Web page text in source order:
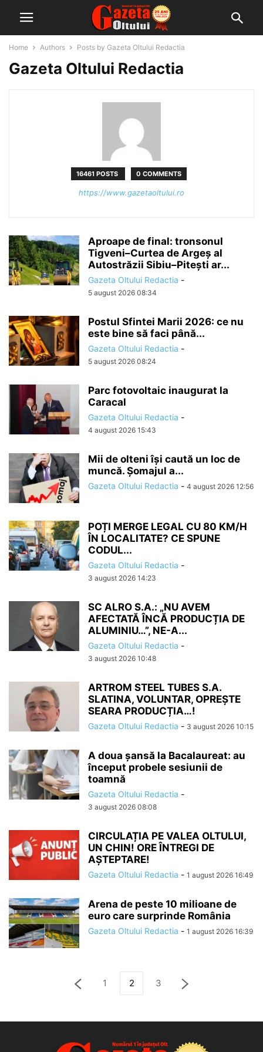
Home Authors Posts by Gazeta Oltului Redactia
Gazeta Oltului Redactia
16461 POSTS 0 COMMENTS
https://www.gazetaoltului.ro
Aproape de final: tronsonul
Tigveni–Curtea de Argeș al
Autostrăzii Sibiu–Pitești ar...
Gazeta Oltului Redactia -
5 august 2026 08:34
Postul Sfintei Marii 2026: ce nu
este bine să faci până...
Gazeta Oltului Redactia -
5 august 2026 08:24
Parc fotovoltaic inaugurat la
Caracal
Gazeta Oltului Redactia -
4 august 2026 15:43
Mii de olteni își caută un loc de
muncă. Șomajul a...
Gazeta Oltului Redactia - 4 august 2026 12:56
POȚI MERGE LEGAL CU 80 KM/H
ÎN LOCALITATE? CE SPUNE
CODUL...
Gazeta Oltului Redactia -
3 august 2026 14:23
SC ALRO S.A.: „NU AVEM
AFECTATĂ ÎNCĂ PRODUCȚIA DE
ALUMINIU…”, NE-A...
Gazeta Oltului Redactia -
3 august 2026 10:48
ARTROM STEEL TUBES S.A.
SLATINA, VOLUNTAR, OPREȘTE
SEARA PRODUCȚIA…!
Gazeta Oltului Redactia - 3 august 2026 10:15
A doua șansă la Bacalaureat: au
început probele sesiunii de
toamnă
Gazeta Oltului Redactia -
3 august 2026 08:08
CIRCULAȚIA PE VALEA OLTULUI,
UN CHIN! ORE ÎNTREGI DE
AȘTEPTARE!
Gazeta Oltului Redactia - 1 august 2026 16:49
Arena de peste 10 milioane de
euro care surprinde România
Gazeta Oltului Redactia - 1 august 2026 16:39
1 2 3